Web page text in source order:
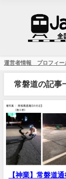
運営者情報 プロフィー
常磐道の記事
【神業】常磐道